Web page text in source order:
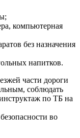
компьютерная
без назначения
напитков.
части дороги
соблюдать
по ТБ на
во